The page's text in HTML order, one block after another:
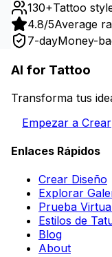
130+Tattoo
4.8/5Average
7-dayMoney-
AI for Tattoo
Transforma tus
Empezar a Crear
Enlaces Rápidos
Crear Diseño
Explorar
Prueba
Estilos de
Blog
About